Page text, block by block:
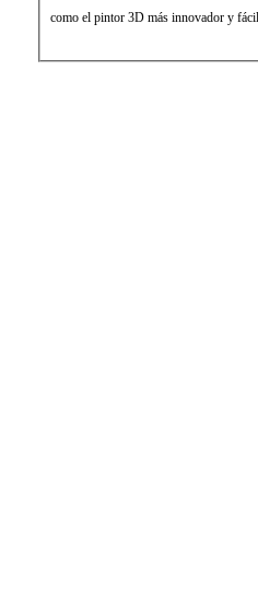
como el pintor 3D más innovador y fácil